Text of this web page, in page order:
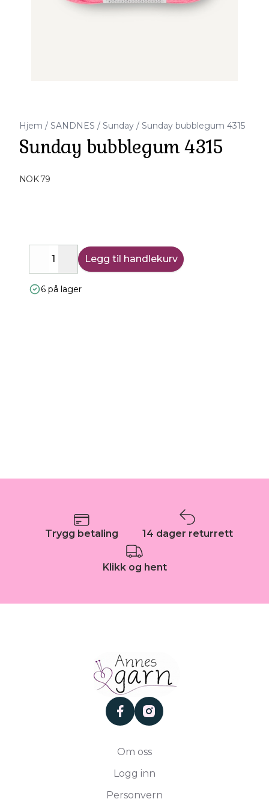
Hjem / SANDNES / Sunday / Sunday bubblegum 4315
Sunday bubblegum 4315
NOK 79
DecreaseIncrease
Legg til handlekurv
6 på lager
Trygg betaling 14 dager returrett
Klikk og hent
facebookinstagram
Om oss
Logg inn
Personvern